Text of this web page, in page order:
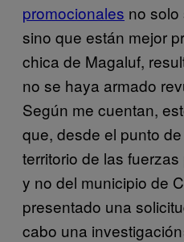
promocionales no
sino que están mejor
chica de Magaluf,
no se haya armado
Según me cuentan,
que, desde el punto
territorio de las
y no del municipio de
presentado una
cabo una